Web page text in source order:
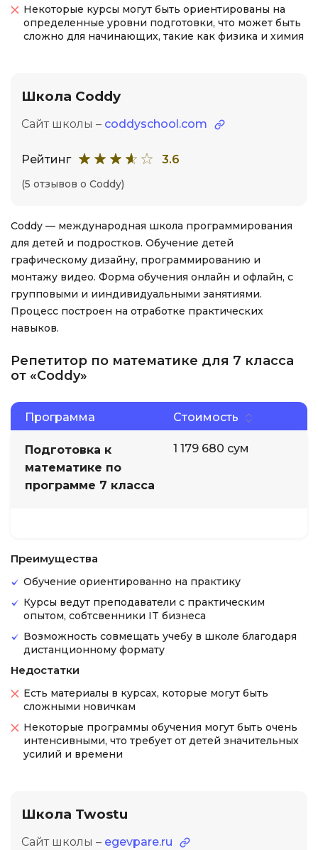
Некоторые курсы могут быть ориентированы на
определенные уровни подготовки, что может быть
сложно для начинающих, такие как физика и химия
Школа Coddy
Сайт школы – coddyschool.com
Рейтинг 3.6
(5 отзывов о Coddy)
Coddy — международная школа программирования
для детей и подростков. Обучение детей
графическому дизайну, программированию и
монтажу видео. Форма обучения онлайн и офлайн, с
групповыми и ииндивидуальными занятиями.
Процесс построен на отработке практических
навыков.
Репетитор по математике для 7 класса
от «Coddy»
Программа Стоимость
Подготовка к
математике по
программе 7 класса
1 179 680 сум
Преимущества
Обучение ориентированно на практику
Курсы ведут преподаватели с практическим
опытом, собтсвенники IT бизнеса
Возможность совмещать учебу в школе благодаря
дистанционному формату
Недостатки
Есть материалы в курсах, которые могут быть
сложными новичкам
Некоторые программы обучения могут быть очень
интенсивными, что требует от детей значительных
усилий и времени
Школа Twostu
Сайт школы – egevpare.ru